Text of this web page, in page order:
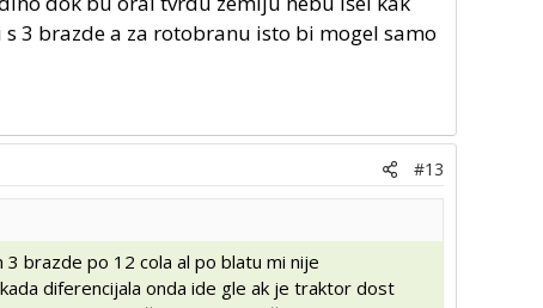
3 brazde a za rotobranu isto bi mogel samo
#13
brazde po 12 cola al po blatu mi nije
diferencijala onda ide gle ak je traktor dost